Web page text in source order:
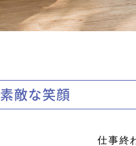
素敵な笑顔
仕事終